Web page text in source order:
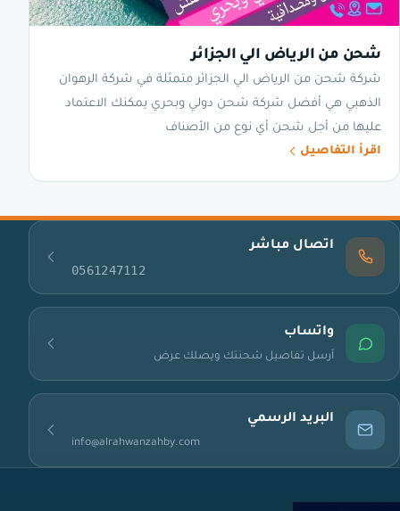
شحن من الرياض الي الجزائر
شركة شحن من الرياض الي الجزائر متمثلة في شركة الرهوان
الذهبي هي أفضل شركة شحن دولي وبحري يمكنك الاعتماد
عليها من أجل شحن أي نوع من الأصناف
اقرأ التفاصيل
اتصال مباشر
0561247112
واتساب
أرسل تفاصيل شحنتك ويصلك عرض
البريد الرسمي
info@alrahwanzahby.com